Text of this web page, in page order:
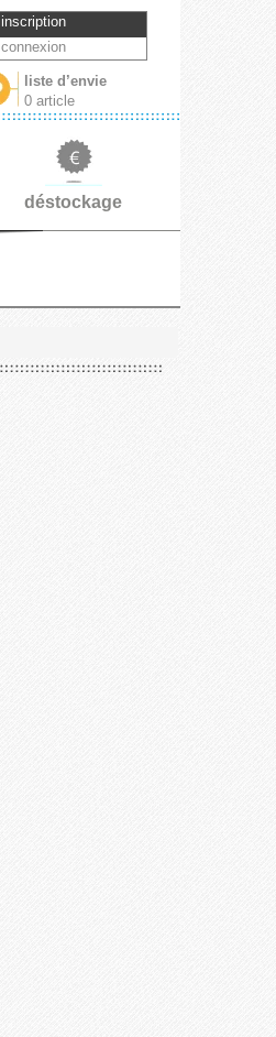
inscription
connexion
liste d’envie
0 article
déstockage